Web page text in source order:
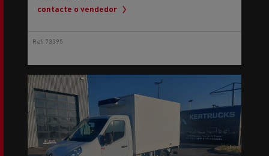
contacte o vendedor
Ref: 73395